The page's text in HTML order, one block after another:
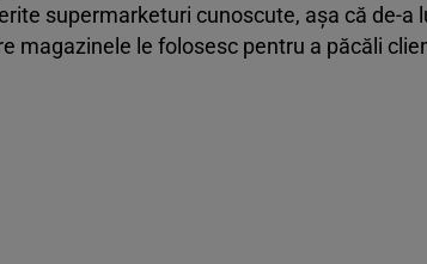
supermarketuri cunoscute, așa că de-
magazinele le folosesc pentru a păcăli